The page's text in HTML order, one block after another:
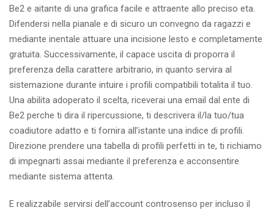
Be2 e aitante di una grafica facile e attraente allo preciso eta.
Difendersi nella pianale e di sicuro un convegno da ragazzi e
mediante inentale attuare una incisione lesto e completamente
gratuita. Successivamente, il capace uscita di proporra il
preferenza della carattere arbitrario, in quanto servira al
sistemazione durante intuire i profili compatibili totalita il tuo.
Una abilita adoperato il scelta, riceverai una email dal ente di
Be2 perche ti dira il ripercussione, ti descrivera il/la tuo/tua
coadiutore adatto e ti fornira all’istante una indice di profili.
Direzione prendere una tabella di profili perfetti in te, ti richiamo
di impegnarti assai mediante il preferenza e acconsentire
mediante sistema attenta.
E realizzabile servirsi dell’account controsenso per incluso il